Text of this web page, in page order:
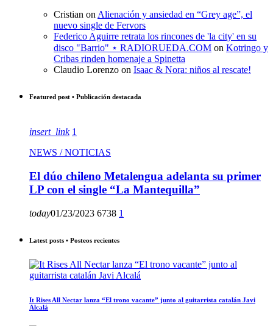
Cristian on Alienación y ansiedad en “Grey age”, el
nuevo single de Fervors
Federico Aguirre retrata los rincones de 'la city' en su
disco "Barrio" ⋆ RADIORUEDA.COM on Kotringo y
Cribas rinden homenaje a Spinetta
Claudio Lorenzo on Isaac & Nora: niños al rescate!
Featured post • Publicación destacada
insert_link 1
NEWS / NOTICIAS
El dúo chileno Metalengua adelanta su primer
LP con el single “La Mantequilla”
today01/23/2023 6738 1
Latest posts • Posteos recientes
It Rises All Nectar lanza “El trono vacante” junto al guitarrista catalán Javi
Alcalá